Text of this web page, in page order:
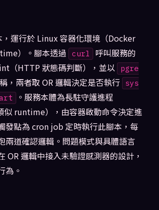
運行於 Linux 容器化環境（Docker
）。腳本透過
curl
呼叫服務的
（HTTP 狀態碼判斷），並以
pgre
，兩者取 OR 邏輯決定是否執行 sys
。服務本體為長駐守護進程
似 runtime），由容器啟動命令決定進
發點為 cron job 定時執行此腳本，每
兩道確認邏輯。問題模式與具體語言
邏輯中接入未驗證感測器的設計，
為。